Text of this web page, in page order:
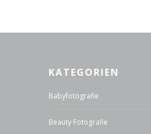
KATEGORIEN
Babyfotografie
Beauty Fotografie